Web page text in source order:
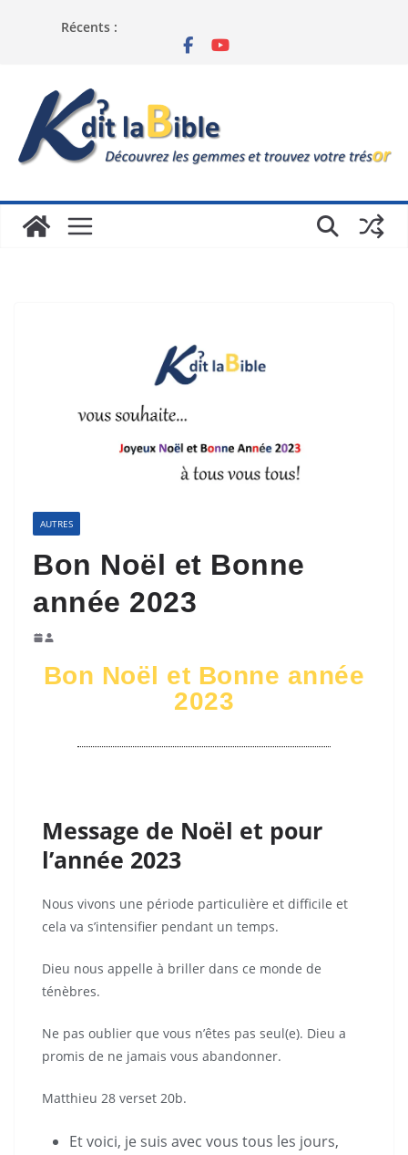
Récents :
AUTRES
Bon Noël et Bonne
année 2023
Bon Noël et Bonne année
2023
Message de Noël et pour
l’année 2023
Nous vivons une période particulière et difficile et
cela va s’intensifier pendant un temps.
Dieu nous appelle à briller dans ce monde de
ténèbres.
Ne pas oublier que vous n’êtes pas seul(e). Dieu a
promis de ne jamais vous abandonner.
Matthieu 28 verset 20b.
Et voici, je suis avec vous tous les jours,